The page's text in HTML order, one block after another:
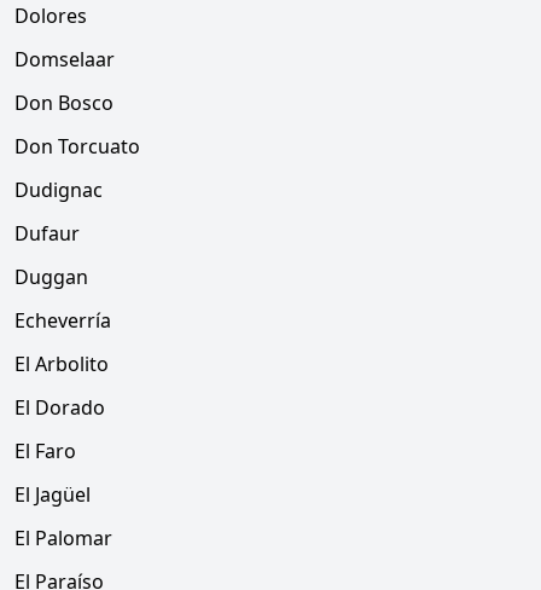
Dolores
Domselaar
Don Bosco
Don Torcuato
Dudignac
Dufaur
Duggan
Echeverría
El Arbolito
El Dorado
El Faro
El Jagüel
El Palomar
El Paraíso